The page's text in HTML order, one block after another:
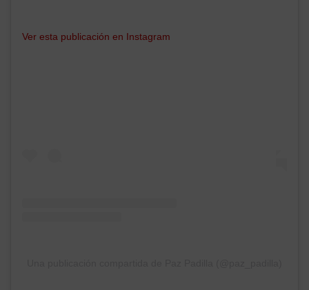
Ver esta publicación en Instagram